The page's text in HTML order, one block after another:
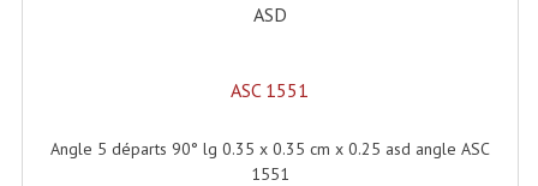
Projecteur Led Sur Batterie
Projecteurs Déco À Leds
ASD
ASC 1551
Angle 5 départs 90° lg 0.35 x 0.35 cm x 0.25 asd angle ASC
1551